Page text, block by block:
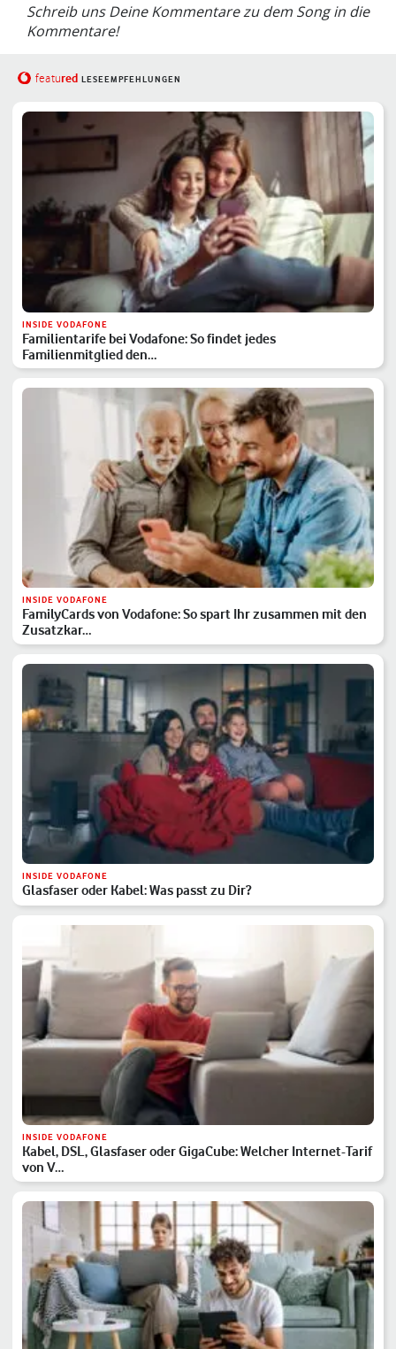
Schreib uns Deine Kommentare zu dem Song in die
Kommentare!
featured LESEEMPFEHLUNGEN
INSIDE VODAFONE
Familientarife bei Vodafone: So findet jedes
Familienmitglied den…
INSIDE VODAFONE
FamilyCards von Vodafone: So spart Ihr zusammen mit den
Zusatzkar…
INSIDE VODAFONE
Glasfaser oder Kabel: Was passt zu Dir?
INSIDE VODAFONE
Kabel, DSL, Glasfaser oder GigaCube: Welcher Internet-Tarif
von V…